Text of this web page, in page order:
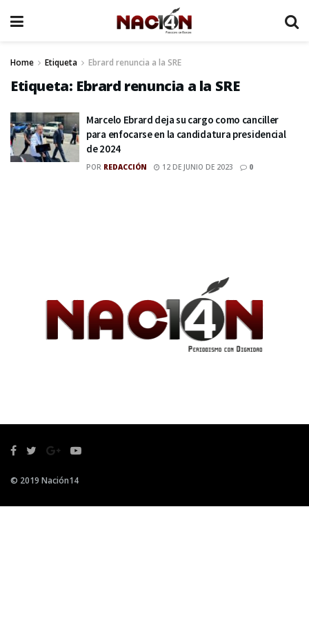
Home Etiqueta Ebrard renuncia a la SRE
Etiqueta: Ebrard renuncia a la SRE
Marcelo Ebrard deja su cargo como canciller
para enfocarse en la candidatura presidencial
de 2024
POR REDACCIÓN 12 DE JUNIO DE 2023 0
© 2019 Nación14